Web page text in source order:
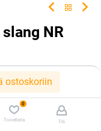
ostoskoriin
0
Toivelista Tili
NR
Saatavilla